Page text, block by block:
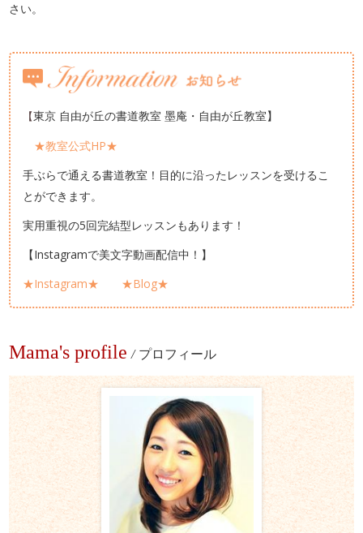
さい。
【東京 自由が丘の書道教室 墨庵・自由が丘教室】
★教室公式HP★
手ぶらで通える書道教室！目的に沿ったレッスンを受けるこ
とができます。
実用重視の5回完結型レッスンもあります！
【Instagramで美文字動画配信中！】
★Instagram★
★Blog★
Mama's profile / プロフィール